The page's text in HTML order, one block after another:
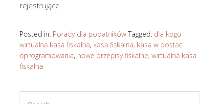
rejestrujące …
Posted in: Porady dla podatników Tagged: dla kogo
wirtualna kasa fiskalna, kasa fiskalna, kasa w postaci
oprogramowania, nowe przepisy fiskalne, wirtualna kasa
fiskalna